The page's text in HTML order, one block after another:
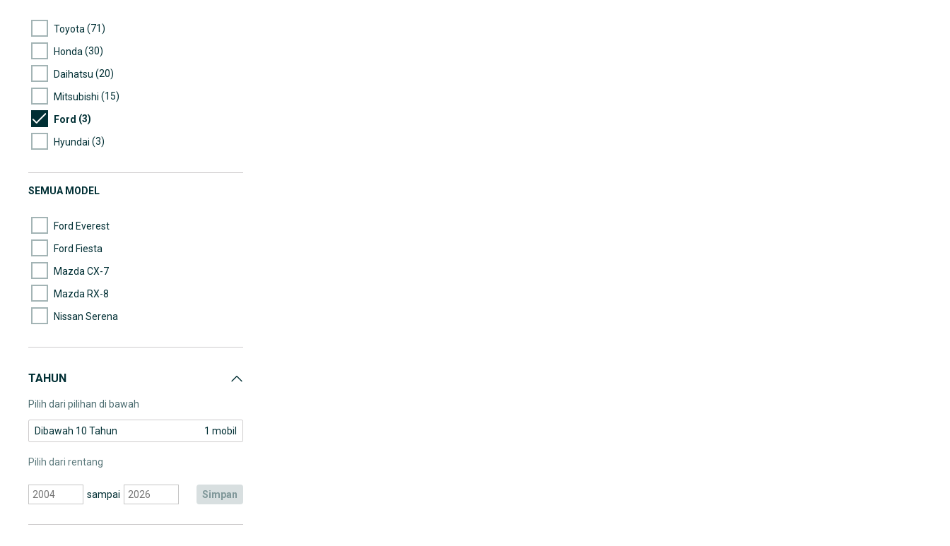
Toyota (71)
Honda (30)
Daihatsu (20)
Mitsubishi (15)
Ford (3)
Hyundai (3)
Mazda (2)
SEMUA MODEL
Ford Everest
Ford Fiesta
Mazda CX-7
Mazda RX-8
Nissan Serena
TAHUN
Pilih dari pilihan di bawah
Dibawah 10 Tahun 1 mobil
Pilih dari rentang
sampai simpan